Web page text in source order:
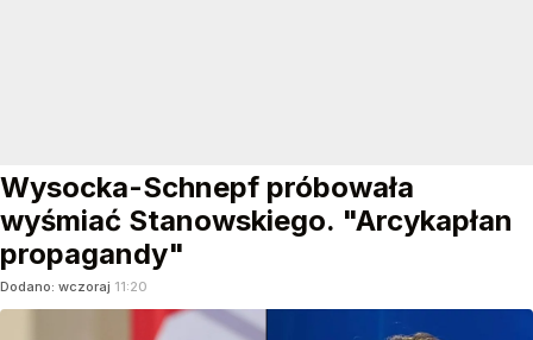
Wysocka-Schnepf próbowała
wyśmiać Stanowskiego. "Arcykapłan
propagandy"
Dodano: wczoraj 11:20